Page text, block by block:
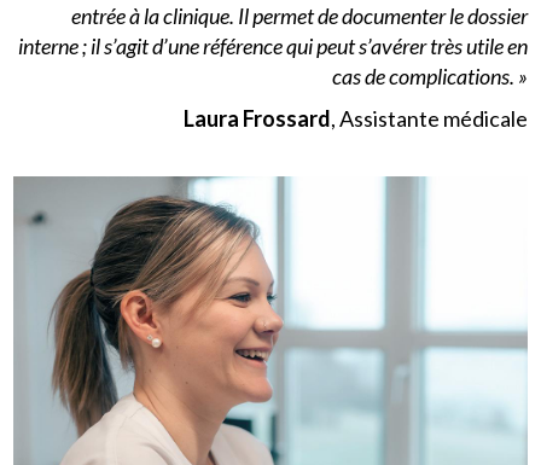
entrée à la clinique. Il permet de documenter le dossier
interne ; il s’agit d’une référence qui peut s’avérer très utile en
cas de complications. »
Laura Frossard, Assistante médicale